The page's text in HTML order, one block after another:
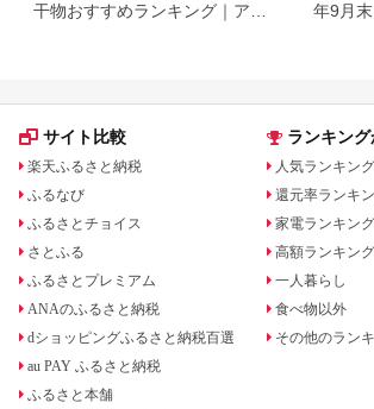
干物おすすめランキング｜ア
年9月
サイト比較
楽天ふるさと納税
ふるなび
ふるさとチョイス
さとふる
ふるさとプレミアム
ANAのふるさと納税
dショッピングふるさと納税百選
au PAY ふるさと納税
ふるさと本舗
ランキン
人気ランキング
還元率ランキ
家電ランキング
高額ランキング
一人暮らし
食べ物以外
その他のラン